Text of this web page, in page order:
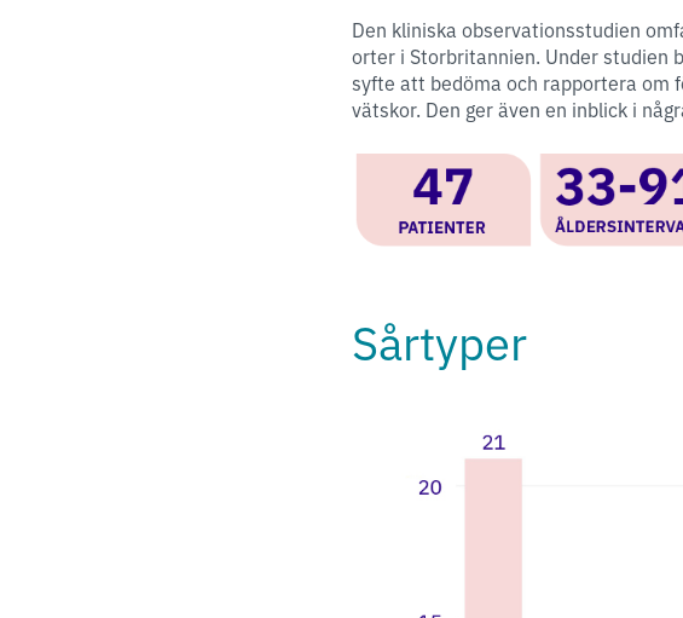
Den kliniska observationsstudien
orter i Storbritannien. Under studien
syfte att bedöma och rapportera om
vätskor. Den ger även en inblick i
Sårtyper